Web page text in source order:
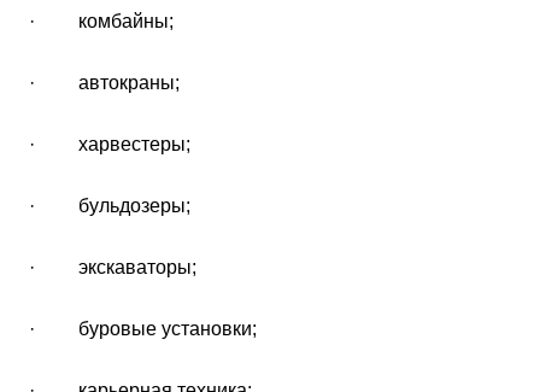
· комбайны;
· автокраны;
· харвестеры;
· бульдозеры;
· экскаваторы;
· буровые установки;